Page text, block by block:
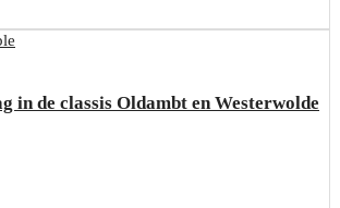
in de classis Oldambt en Westerwolde